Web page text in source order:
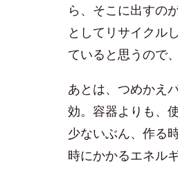
ら、そこに出すの
としてリサイクル
ていると思うので
あとは、つめかえ
効。容器よりも、
少ないぶん、作る
時にかかるエネル